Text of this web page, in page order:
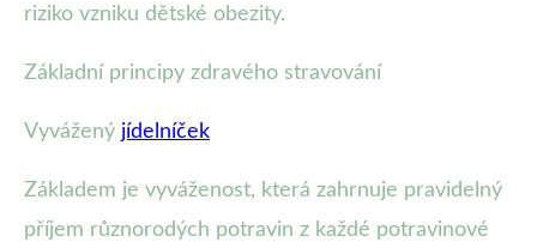
riziko vzniku dětské obezity.
Základní principy zdravého stravování
Vyvážený jídelníček
Základem je vyváženost, která zahrnuje pravidelný
příjem různorodých potravin z každé potravinové